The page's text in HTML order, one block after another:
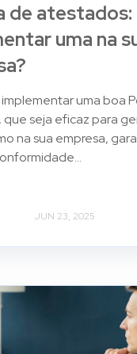
de
uma na
uma boa
seja eficaz para
na sua empresa,
JUN 23, 2025